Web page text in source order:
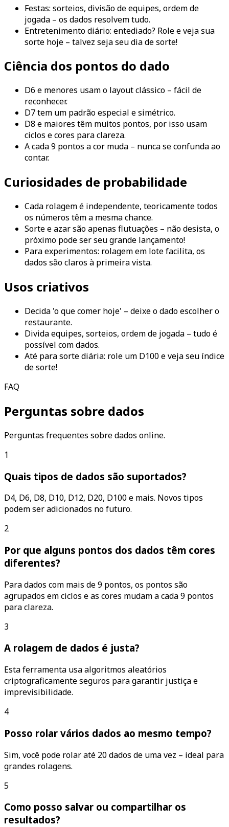
Festas: sorteios, divisão de equipes, ordem de
jogada – os dados resolvem tudo.
Entretenimento diário: entediado? Role e veja sua
sorte hoje – talvez seja seu dia de sorte!
Ciência dos pontos do dado
D6 e menores usam o layout clássico – fácil de
reconhecer.
D7 tem um padrão especial e simétrico.
D8 e maiores têm muitos pontos, por isso usam
ciclos e cores para clareza.
A cada 9 pontos a cor muda – nunca se confunda ao
contar.
Curiosidades de probabilidade
Cada rolagem é independente, teoricamente todos
os números têm a mesma chance.
Sorte e azar são apenas flutuações – não desista, o
próximo pode ser seu grande lançamento!
Para experimentos: rolagem em lote facilita, os
dados são claros à primeira vista.
Usos criativos
Decida 'o que comer hoje' – deixe o dado escolher o
restaurante.
Divida equipes, sorteios, ordem de jogada – tudo é
possível com dados.
Até para sorte diária: role um D100 e veja seu índice
de sorte!
FAQ
Perguntas sobre dados
Perguntas frequentes sobre dados online.
1
Quais tipos de dados são suportados?
D4, D6, D8, D10, D12, D20, D100 e mais. Novos tipos
podem ser adicionados no futuro.
2
Por que alguns pontos dos dados têm cores
diferentes?
Para dados com mais de 9 pontos, os pontos são
agrupados em ciclos e as cores mudam a cada 9 pontos
para clareza.
3
A rolagem de dados é justa?
Esta ferramenta usa algoritmos aleatórios
criptograficamente seguros para garantir justiça e
imprevisibilidade.
4
Posso rolar vários dados ao mesmo tempo?
Sim, você pode rolar até 20 dados de uma vez – ideal para
grandes rolagens.
5
Como posso salvar ou compartilhar os
resultados?